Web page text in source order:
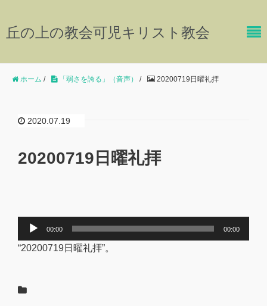
丘の上の教会可児キリスト教会
ホーム / 「弱さを誇る」（音声） / 20200719日曜礼拝
2020.07.19
20200719日曜礼拝
声
プ
00:00 00:00
“20200719日曜礼拝”。